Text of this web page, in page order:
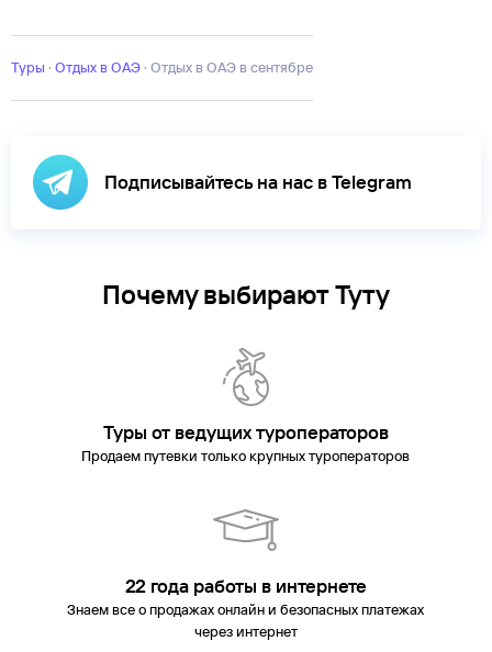
Туры · Отдых в ОАЭ · отдых в ОАЭ в сентябре
Подписывайтесь на нас в Telegram
Почему выбирают Туту
Туры от ведущих туроператоров
Продаем путевки только крупных туроператоров
22 года работы в интернете
Знаем все о продажах онлайн и безопасных платежах
через интернет